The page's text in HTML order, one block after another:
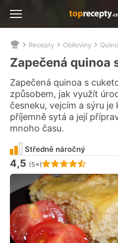
Nacházíte
se
zde:
Recepty Obiloviny
Zapečená quinoa
Zapečená quinoa s
způsobem, jak využít
česneku, vejcím a sýru je
příjemně sytá a její
mnoho času.
Hodnocení receptu je
4,5 (5×)
Středně náročný